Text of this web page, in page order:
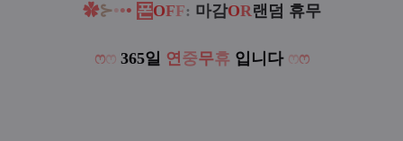
✿⊱••• 폰OFF: 마감OR랜덤 휴무
ෆෆ365일 연중무휴 입니다 ෆෆ